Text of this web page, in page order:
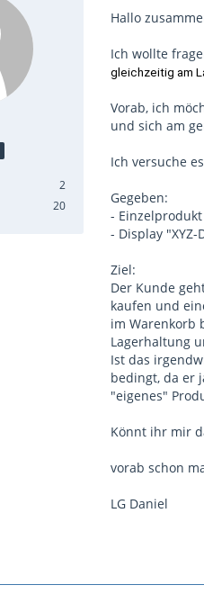
2
20
Hallo
Ich wollte
gleichzeitig am
Vorab, ich
und sich am
Ich versuche
Gegeben:
- Einzelprodukt
- Display
Ziel:
Der Kunde
kaufen und
im Warenkorb
Lagerhaltung
Ist das
bedingt, da er
"eigenes"
Könnt ihr mir
vorab schon
LG Daniel